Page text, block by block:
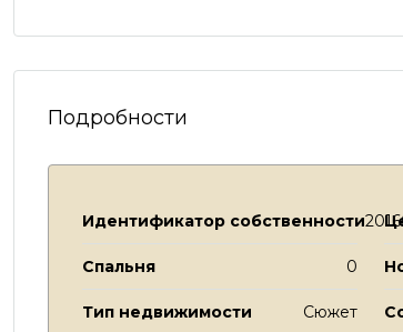
Подробности
Идентификатор собственности
Спальня 0
Тип недвижимости Сюжет